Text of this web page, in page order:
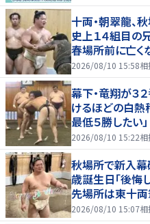
十両・朝翠龍、
史上１４組目の
春場所前に亡く
2026/08/10 15:58
幕下・竜翔が３
けるほどの白熱
最低５勝したい」
2026/08/10 15:22
秋場所で新入幕
歳誕生日「後悔
先場所は東十両
2026/08/10 15:07